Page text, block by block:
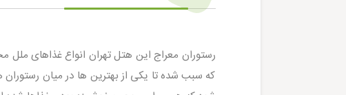
رستوران معراج این هتل تهران انواع غذاهای ملل
که سبب شده تا یکی از بهترین ها در میان